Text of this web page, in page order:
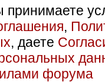
принимаете
,
, даете
форума